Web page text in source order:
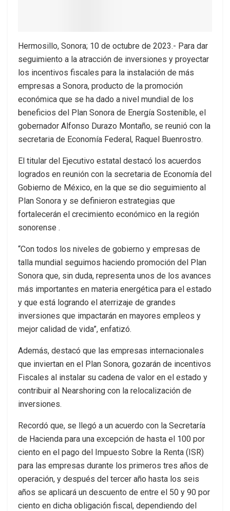
Hermosillo, Sonora; 10 de octubre de 2023.- Para dar
seguimiento a la atracción de inversiones y proyectar
los incentivos fiscales para la instalación de más
empresas a Sonora, producto de la promoción
económica que se ha dado a nivel mundial de los
beneficios del Plan Sonora de Energía Sostenible, el
gobernador Alfonso Durazo Montaño, se reunió con la
secretaria de Economía Federal, Raquel Buenrostro.
El titular del Ejecutivo estatal destacó los acuerdos
logrados en reunión con la secretaria de Economía del
Gobierno de México, en la que se dio seguimiento al
Plan Sonora y se definieron estrategias que
fortalecerán el crecimiento económico en la región
sonorense .
“Con todos los niveles de gobierno y empresas de
talla mundial seguimos haciendo promoción del Plan
Sonora que, sin duda, representa unos de los avances
más importantes en materia energética para el estado
y que está logrando el aterrizaje de grandes
inversiones que impactarán en mayores empleos y
mejor calidad de vida”, enfatizó.
Además, destacó que las empresas internacionales
que inviertan en el Plan Sonora, gozarán de incentivos
Fiscales al instalar su cadena de valor en el estado y
contribuir al Nearshoring con la relocalización de
inversiones.
Recordó que, se llegó a un acuerdo con la Secretaría
de Hacienda para una excepción de hasta el 100 por
ciento en el pago del Impuesto Sobre la Renta (ISR)
para las empresas durante los primeros tres años de
operación, y después del tercer año hasta los seis
años se aplicará un descuento de entre el 50 y 90 por
ciento en dicha obligación fiscal, dependiendo del